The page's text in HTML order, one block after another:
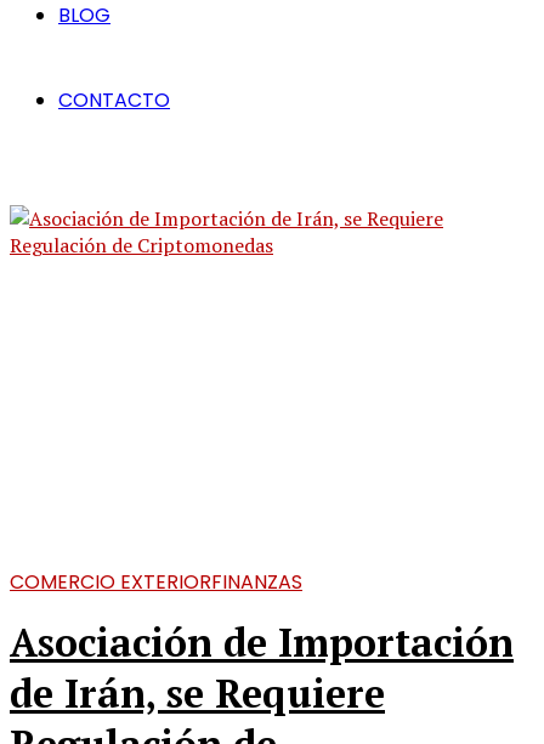
BLOG
CONTACTO
COMERCIO EXTERIORFINANZAS
Asociación de Importación
de Irán, se Requiere